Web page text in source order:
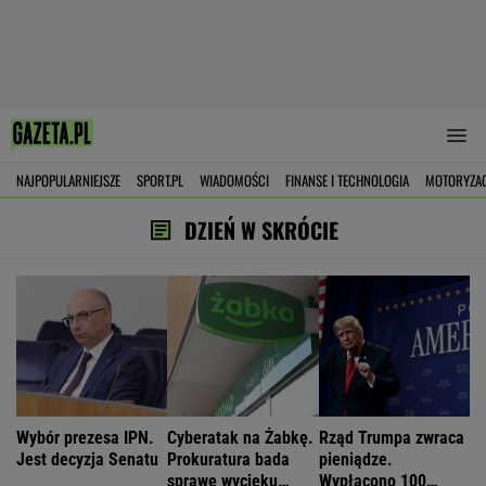
NAJPOPULARNIEJSZE SPORT.PL WIADOMOŚCI FINANSE I TECHNOLOGIA
DZIEŃ W SKRÓCIE
Wybór prezesa IPN.
Jest decyzja Senatu
Cyberatak na Żabkę.
Prokuratura bada
sprawę wycieku
Rząd Trumpa zwraca
pieniądze.
Wypłacono 100